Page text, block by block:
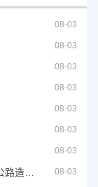
08-03
08-03
08-03
08-03
08-03
08-03
08-03
08-03